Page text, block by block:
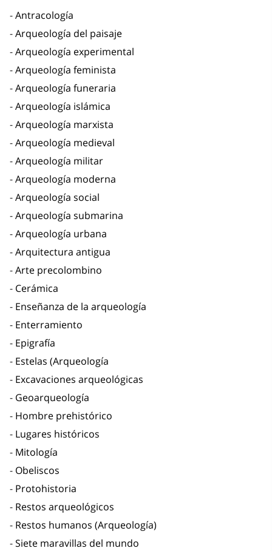
Antracología
Arqueología del paisaje
Arqueología experimental
Arqueología feminista
Arqueología funeraria
Arqueología islámica
Arqueología marxista
Arqueología medieval
Arqueología militar
Arqueología moderna
Arqueología social
Arqueología submarina
Arqueología urbana
Arquitectura antigua
Arte precolombino
Cerámica
Enseñanza de la arqueología
Enterramiento
Epigrafía
Estelas (Arqueología
Excavaciones arqueológicas
Geoarqueología
Hombre prehistórico
Lugares históricos
Mitología
Obeliscos
Protohistoria
Restos arqueológicos
Restos humanos (Arqueología)
Siete maravillas del mundo